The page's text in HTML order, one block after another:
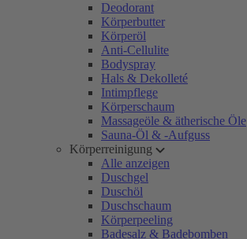
Deodorant
Körperbutter
Körperöl
Anti-Cellulite
Bodyspray
Hals & Dekolleté
Intimpflege
Körperschaum
Massageöle & ätherische Öle
Sauna-Öl & -Aufguss
Körperreinigung
Alle anzeigen
Duschgel
Duschöl
Duschschaum
Körperpeeling
Badesalz & Badebomben